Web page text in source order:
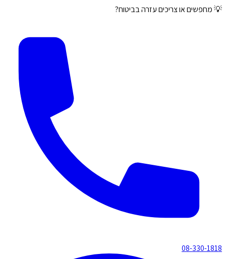
💡 מחפשים או צריכים עזרה בביטוח?
08-330-1818